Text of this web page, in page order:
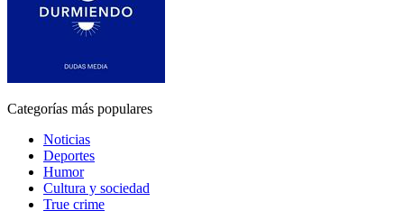
Categorías más populares
Noticias
Deportes
Humor
Cultura y sociedad
True crime